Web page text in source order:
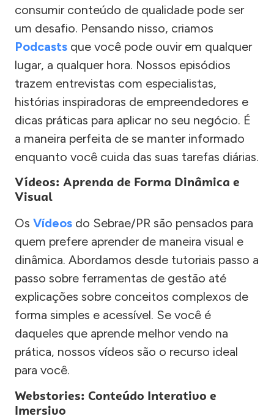
consumir conteúdo de qualidade pode ser
um desafio. Pensando nisso, criamos
Podcasts que você pode ouvir em qualquer
lugar, a qualquer hora. Nossos episódios
trazem entrevistas com especialistas,
histórias inspiradoras de empreendedores e
dicas práticas para aplicar no seu negócio. É
a maneira perfeita de se manter informado
enquanto você cuida das suas tarefas diárias.
Vídeos: Aprenda de Forma Dinâmica e
Visual
Os Vídeos do Sebrae/PR são pensados para
quem prefere aprender de maneira visual e
dinâmica. Abordamos desde tutoriais passo a
passo sobre ferramentas de gestão até
explicações sobre conceitos complexos de
forma simples e acessível. Se você é
daqueles que aprende melhor vendo na
prática, nossos vídeos são o recurso ideal
para você.
Webstories: Conteúdo Interativo e
Imersivo